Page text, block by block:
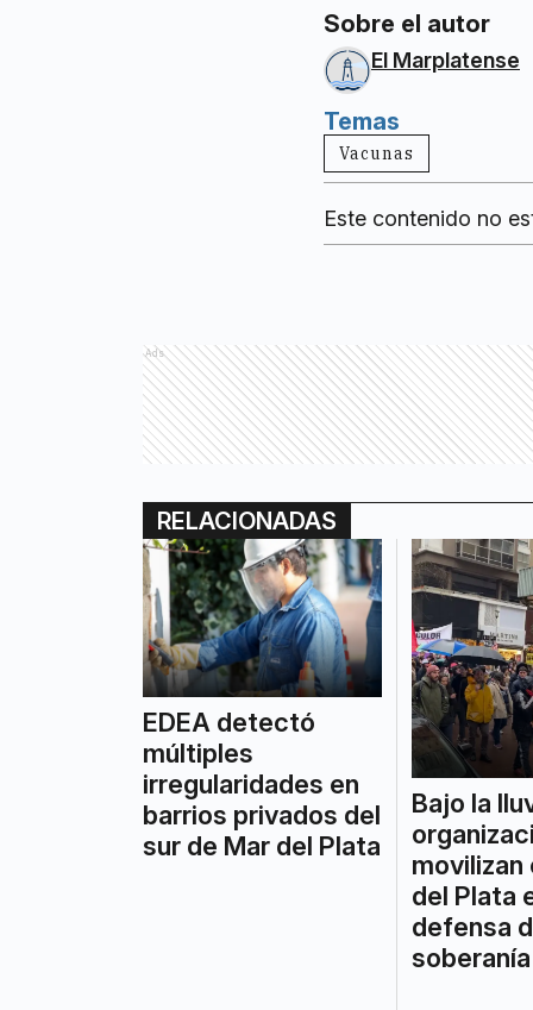
Sobre el autor
El Marplatense
Temas
Vacunas
Este contenido no
Ads
RELACIONADAS
EDEA detectó
múltiples
irregularidades en
barrios privados del
sur de Mar del Plata
Bajo la
movilizan
del Plata
defensa
soberanía